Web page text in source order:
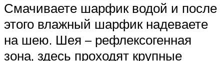
Смачиваете шарфик водой и после
этого влажный шарфик надеваете
на шею. Шея – рефлексогенная
зона, здесь проходят крупные